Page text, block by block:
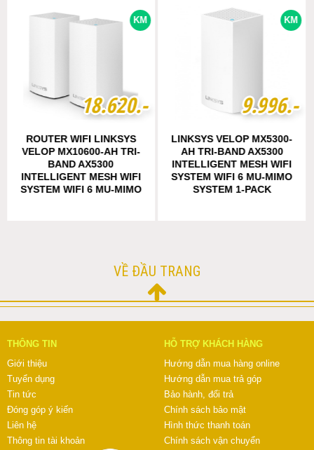
KM
18.620.-
18.620.-
ROUTER WIFI LINKSYS
VELOP MX10600-AH TRI-
BAND AX5300
INTELLIGENT MESH WIFI
SYSTEM WIFI 6 MU-MIMO
KM
9.996.-
9.996.-
LINKSYS VELOP MX5300-
AH TRI-BAND AX5300
INTELLIGENT MESH WIFI
SYSTEM WIFI 6 MU-MIMO
SYSTEM 1-PACK
VỀ ĐẦU TRANG
THÔNG TIN
Giới thiệu
Tuyển dụng
Tin tức
Đóng góp ý kiến
Liên hệ
Thông tin tài khoản
HỖ TRỢ KHÁCH HÀNG
Hướng dẫn mua hàng online
Hướng dẫn mua trả góp
Bảo hành, đổi trả
Chính sách bảo mật
Hình thức thanh toán
Chính sách vận chuyển